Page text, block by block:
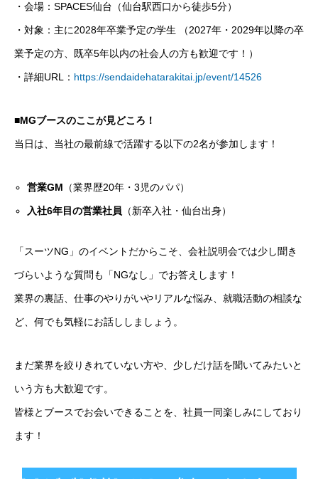
・会場：SPACES仙台（仙台駅西口から徒歩5分）
・対象：主に2028年卒業予定の学生 （2027年・2029年以降の卒
業予定の方、既卒5年以内の社会人の方も歓迎です！）
・詳細URL： https://sendaidehatarakitai.jp/event/14526
■MGブースのここが見どころ！
当日は、当社の最前線で活躍する以下の2名が参加します！
営業GM （業界歴20年・3児のパパ）
入社6年目の営業社員 （新卒入社・仙台出身）
「スーツNG」のイベントだからこそ、会社説明会では少し聞き
づらいような質問も「NGなし」でお答えします！
業界の裏話、仕事のやりがいやリアルな悩み、就職活動の相談な
ど、何でも気軽にお話ししましょう。
まだ業界を絞りきれていない方や、少しだけ話を聞いてみたいと
いう方も大歓迎です。
皆様とブースでお会いできることを、社員一同楽しみにしており
ます！